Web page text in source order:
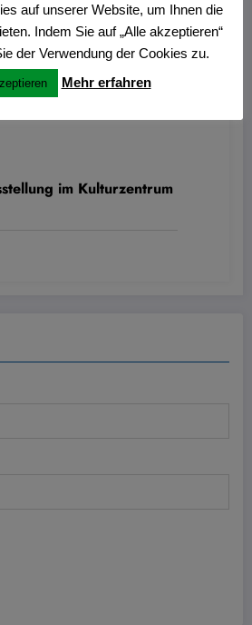
im Kulturzentrum
auf unserer Website, um Ihnen die
Indem Sie auf „Alle akzeptieren“
der Verwendung der Cookies zu.
Mehr erfahren